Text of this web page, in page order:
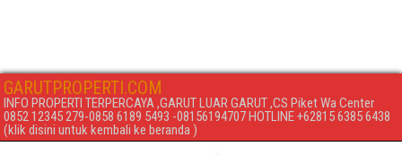
GARUTPROPERTI.COM
INFO PROPERTI TERPERCAYA ,GARUT LUAR GARUT ,CS Piket Wa Center
0852 12345 279-0858 6189 5493 -08156194707 HOTLINE +62815 6385 6438
(klik disini untuk kembali ke beranda )